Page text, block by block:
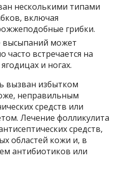
несколькими типами
включая
грибки.
может
часто встречается на
и ногах.
вызван избытком
неправильным
средств или
Лечение фолликулита
средств,
областей кожи и, в
антибиотиков или